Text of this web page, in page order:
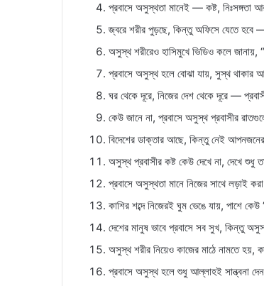
প্রবাসে অসুস্থতা মানেই — কষ্ট, নিঃসঙ্গতা
জ্বরে শরীর পুড়ছে, কিন্তু অফিসে যেতে হবে
অসুস্থ শরীরেও হাসিমুখে ভিডিও কলে
প্রবাসে অসুস্থ হলে বোঝা যায়, সুস্থ থাকার
ঘর থেকে দূরে, নিজের দেশ থেকে দূরে —
কেউ জানে না, প্রবাসে অসুস্থ প্রবাসীর
বিদেশের ডাক্তার আছে, কিন্তু নেই আপনজনের
অসুস্থ প্রবাসীর কষ্ট কেউ দেখে না, দেখে শুধু
প্রবাসে অসুস্থতা মানে নিজের সাথে লড়াই
কাশির শব্দে নিজেরই ঘুম ভেঙে যায়, পাশে কেউ
দেশের মানুষ ভাবে প্রবাসে সব সুখ, কিন্তু
অসুস্থ শরীর নিয়েও কাজের মাঠে নামতে হয়,
প্রবাসে অসুস্থ হলে শুধু আল্লাহই সান্ত্বনা